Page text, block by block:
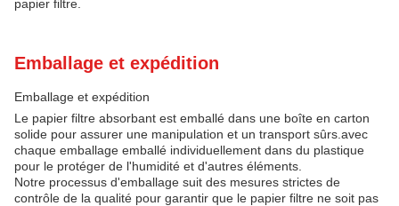
papier filtre.
Emballage et expédition
Emballage et expédition
Le papier filtre absorbant est emballé dans une boîte en carton
solide pour assurer une manipulation et un transport sûrs.avec
chaque emballage emballé individuellement dans du plastique
pour le protéger de l'humidité et d'autres éléments.
Notre processus d'emballage suit des mesures strictes de
contrôle de la qualité pour garantir que le papier filtre ne soit pas